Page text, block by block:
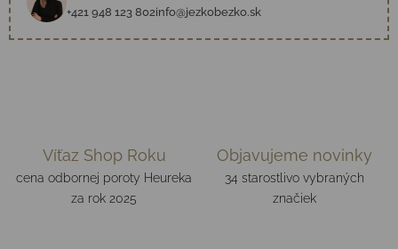
+421 948 123 802info@jezkobezko.sk
Víťaz Shop Roku
cena odbornej poroty Heureka
za rok 2025
Objavujeme novinky
34 starostlivo vybraných
značiek